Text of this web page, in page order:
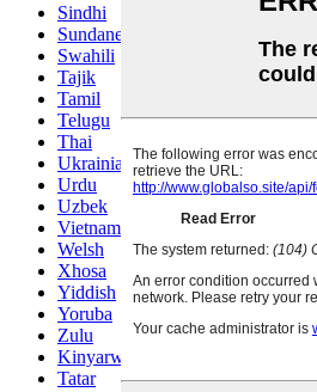
Sindhi
Sundanese
Swahili
Tajik
Tamil
Telugu
Thai
Ukrainian
Urdu
Uzbek
Vietnamese
Welsh
Xhosa
Yiddish
Yoruba
Zulu
Kinyarwanda
Tatar